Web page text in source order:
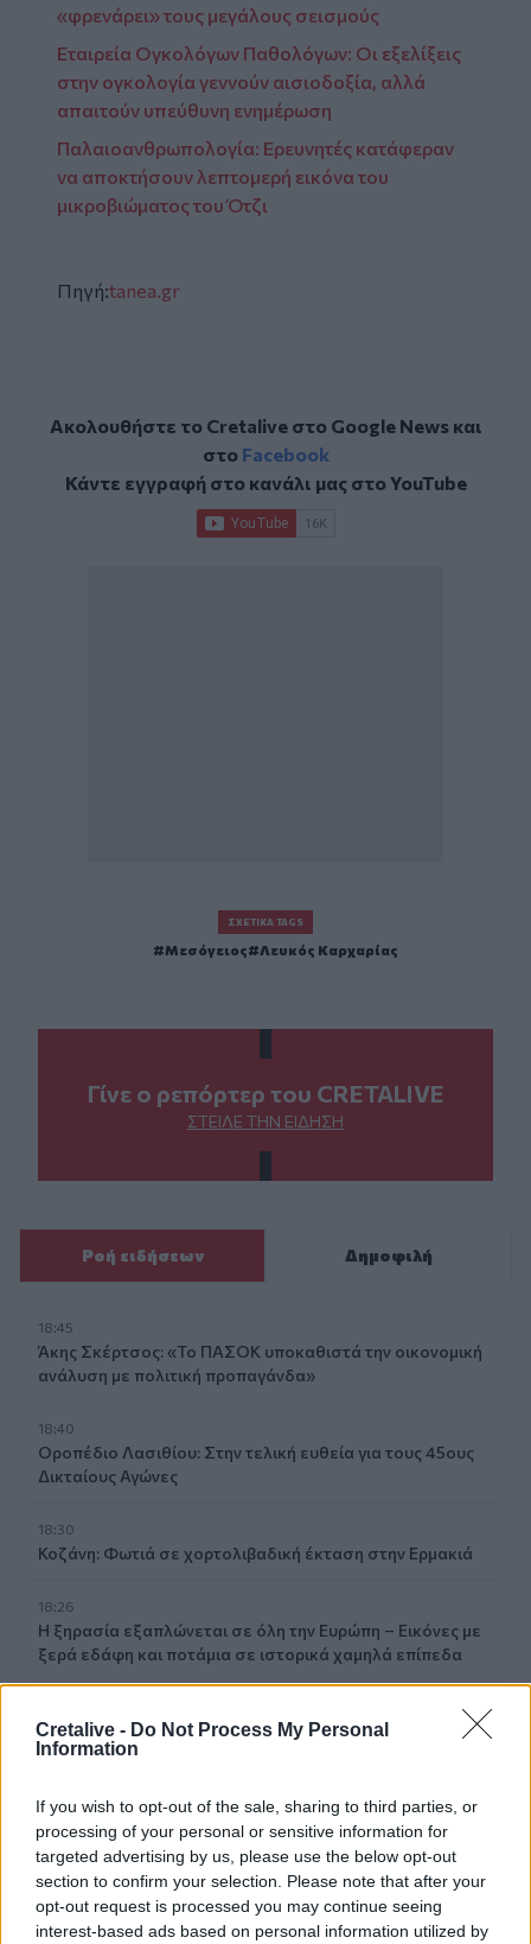
Cretalive - Do Not Process My Personal
Information
If you wish to opt-out of the sale, sharing to third parties, or
processing of your personal or sensitive information for
targeted advertising by us, please use the below opt-out
section to confirm your selection. Please note that after your
opt-out request is processed you may continue seeing
interest-based ads based on personal information utilized by
«φρενάρει» τους μεγάλους σεισμούς
Εταιρεία Ογκολόγων Παθολόγων: Οι εξελίξεις
στην ογκολογία γεννούν αισιοδοξία, αλλά
απαιτούν υπεύθυνη ενημέρωση
Παλαιοανθρωπολογία: Ερευνητές κατάφεραν
να αποκτήσουν λεπτομερή εικόνα του
μικροβιώματος του Ότζι
Πηγή:tanea.gr
Ακολουθήστε το Cretalive στο Google Newsκαι
στο Facebook
Κάντε εγγραφή στο κανάλι μας στοYouTube
ΣΧΕΤΙΚΆ TAGS
Μεσόγειος Λευκός Καρχαρίας
Γίνε ο ρεπόρτερ του CRETALIVE
ΣΤΕΊΛΕ ΤΗΝ ΕΊΔΗΣΗ
Ροή ειδήσεων Δημοφιλή
18:45
Άκης Σκέρτσος: «Το ΠΑΣΟΚ υποκαθιστά την οικονομική
ανάλυση με πολιτική προπαγάνδα»
18:40
Οροπέδιο Λασιθίου: Στην τελική ευθεία για τους 45ους
Δικταίους Αγώνες
18:30
Κοζάνη: Φωτιά σε χορτολιβαδική έκταση στην Ερμακιά
18:26
Η ξηρασία εξαπλώνεται σε όλη την Ευρώπη – Εικόνες με
ξερά εδάφη και ποτάμια σε ιστορικά χαμηλά επίπεδα
Τι είναι το «Papara» που έγινε viral στη μεταγραφή του
Σαλάχ στην Τουρκία
18:09
ΕΛ.ΑΣ Κρήτη: Ποιοι αξιωματικοί προήχθησαν - Όλα τα
ονόματα
18:06
Δήμας για ΒΟΑΚ: "Προτεραιότητα τα έργα οδικής